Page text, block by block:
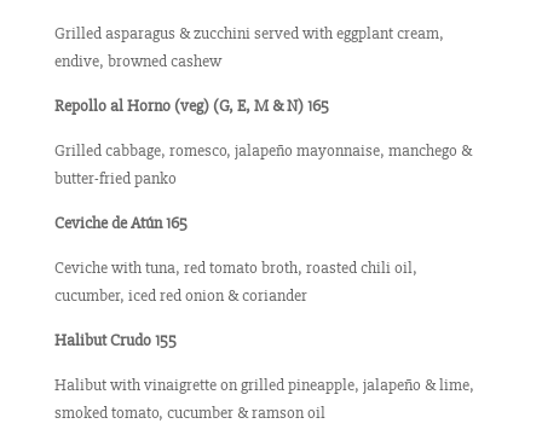
Grilled asparagus & zucchini served with eggplant cream,
endive, browned cashew
Repollo al Horno (veg) (G, E, M & N) 165
Grilled cabbage, romesco, jalapeño mayonnaise, manchego &
butter-fried panko
Ceviche de Atún 165
Ceviche with tuna, red tomato broth, roasted chili oil,
cucumber, iced red onion & coriander
Halibut Crudo 155
Halibut with vinaigrette on grilled pineapple, jalapeño & lime,
smoked tomato, cucumber & ramson oil